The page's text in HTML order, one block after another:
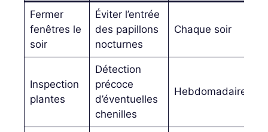
Fermer
fenêtres le
soir
Éviter l’entrée
des papillons
nocturnes
Chaque soir
Inspection
plantes
Détection
précoce
d’éventuelles
chenilles
Hebdomadaire